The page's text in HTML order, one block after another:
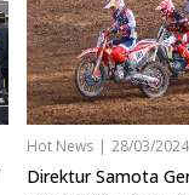
Hot News | 28/03/2024
Direktur Samota